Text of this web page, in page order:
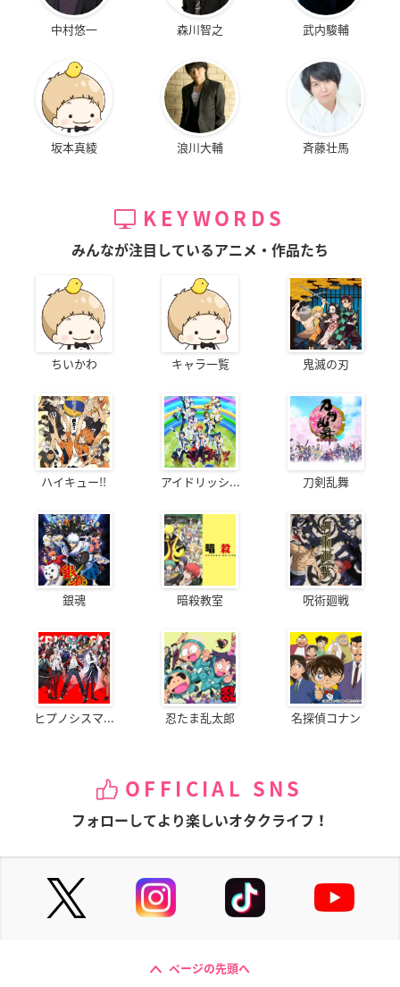
中村悠一 森川智之 武内駿輔
坂本真綾 浪川大輔 斉藤壮馬
KEYWORDS
みんなが注目しているアニメ・作品たち
ちいかわ キャラ一覧 鬼滅の刃
ハイキュー!! アイドリッシ... 刀剣乱舞
銀魂 暗殺教室 呪術廻戦
ヒプノシスマ... 忍たま乱太郎 名探偵コナン
OFFICIAL SNS
フォローしてより楽しいオタクライフ！
ページの先頭へ